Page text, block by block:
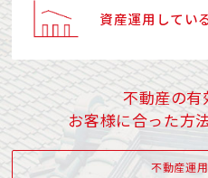
資産運用してい
不動産の有
お客様に合った方
不動産運